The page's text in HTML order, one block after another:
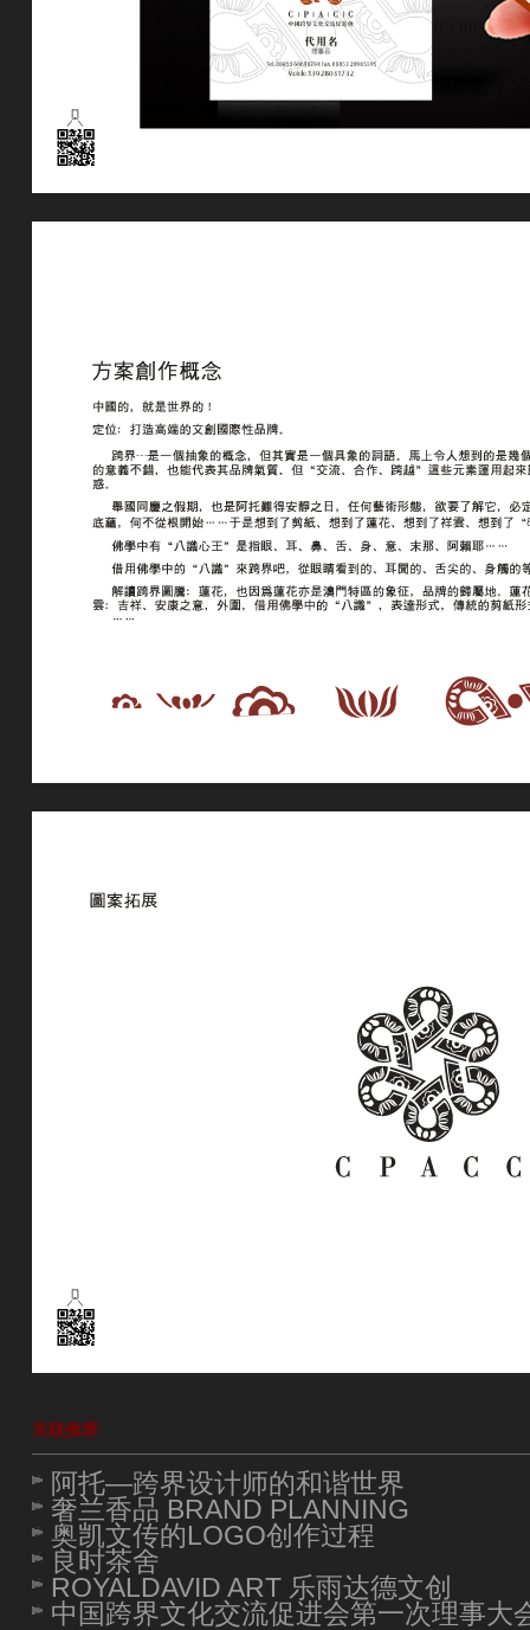
关联推荐
阿托—跨界设计师的和谐世界
奢兰香品 BRAND PLANNING
奥凯文传的LOGO创作过程
良时茶舍
ROYALDAVID ART 乐雨达德文创
中国跨界文化交流促进会第一次理事大